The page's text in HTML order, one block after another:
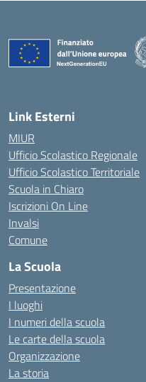
Link Esterni
MIUR
Ufficio Scolastico Regionale
Ufficio Scolastico Territoriale
Scuola in Chiaro
Iscrizioni On Line
Invalsi
Comune
La Scuola
Presentazione
I luoghi
I numeri della scuola
Le carte della scuola
Organizzazione
La storia